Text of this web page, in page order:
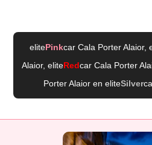
elitePinkcar Cala Porter Alaior,
Alaior, eliteRedcar Cala Porter
Porter Alaior en eliteSilver